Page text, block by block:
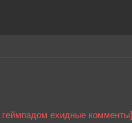
геймпадом ехидные комменты]